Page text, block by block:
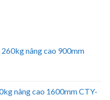
nâng cao 900mm
nâng cao 1600mm CTY-